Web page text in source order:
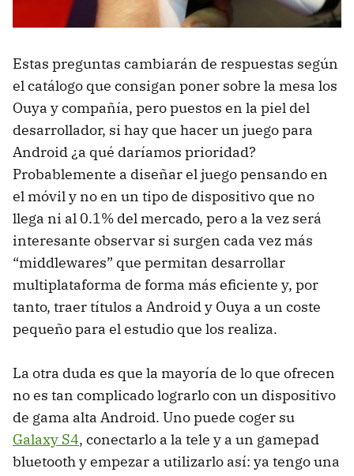
Estas preguntas cambiarán de respuestas según
el catálogo que consigan poner sobre la mesa los
Ouya y compañía, pero puestos en la piel del
desarrollador, si hay que hacer un juego para
Android ¿a qué daríamos prioridad?
Probablemente a diseñar el juego pensando en
el móvil y no en un tipo de dispositivo que no
llega ni al 0.1% del mercado, pero a la vez será
interesante observar si surgen cada vez más
“middlewares” que permitan desarrollar
multiplataforma de forma más eficiente y, por
tanto, traer títulos a Android y Ouya a un coste
pequeño para el estudio que los realiza.
La otra duda es que la mayoría de lo que ofrecen
no es tan complicado lograrlo con un dispositivo
de gama alta Android. Uno puede coger su
Galaxy S4, conectarlo a la tele y a un gamepad
bluetooth y empezar a utilizarlo así: ya tengo una